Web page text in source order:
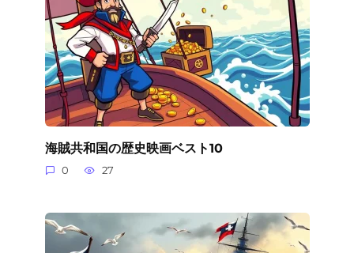
海賊共和国の歴史映画ベスト10
0 27